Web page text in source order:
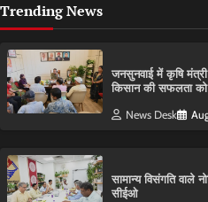
Trending News
जनसुनवाई में कृषि
किसान की सफलता को
News Desk
सामान्य विसंगति वाले
सीईओ